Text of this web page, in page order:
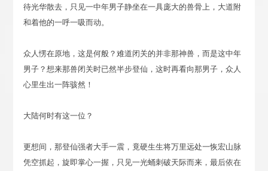
待光华散去，只见一中年男子静坐在一具庞大的兽骨上，大道附
和着他的一呼一吸而动。
众人愣在原地，这是何般？难道闭关的并非那神兽，而是这中年
男子？想来那兽闭关时已然半步登仙，这时再看向那男子，众人
心里生出一阵骇然！
大陆何时有这一位？
更想间，那登仙强者大手一震，竟硬生生将万里远处一恢宏山脉
凭空抓起，旋即掌心一握，只见一光蛹刺破天际而来，最后依在